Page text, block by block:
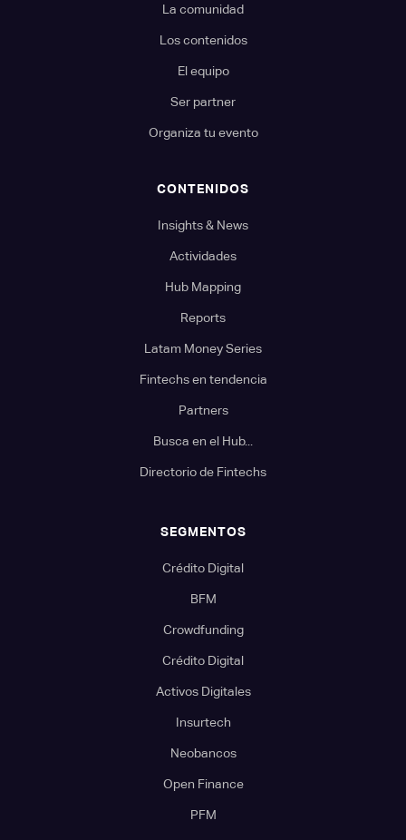
La comunidad
Los contenidos
El equipo
Ser partner
Organiza tu evento
CONTENIDOS
Insights & News
Actividades
Hub Mapping
Reports
Latam Money Series
Fintechs en tendencia
Partners
Busca en el Hub...
Directorio de Fintechs
SEGMENTOS
Crédito Digital
BFM
Crowdfunding
Crédito Digital
Activos Digitales
Insurtech
Neobancos
Open Finance
PFM